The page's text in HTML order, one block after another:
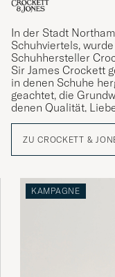
In der Stadt
Schuhviertels,
Schuhhersteller
Sir James Crockett
in denen Schuhe
geachtet, die
denen Qualität,
verwaltet.
ZU CROCKETT &
KAMPAGNE